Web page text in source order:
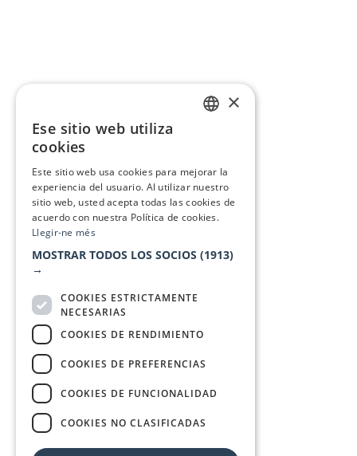
×
Ese sitio web utiliza
cookies
Este sitio web usa cookies para mejorar la
experiencia del usuario. Al utilizar nuestro
sitio web, usted acepta todas las cookies de
acuerdo con nuestra Política de cookies.
Llegir-ne més
MOSTRAR TODOS LOS SOCIOS (1913)
→
COOKIES ESTRICTAMENTE
NECESARIAS
COOKIES DE RENDIMIENTO
COOKIES DE PREFERENCIAS
COOKIES DE FUNCIONALIDAD
COOKIES NO CLASIFICADAS